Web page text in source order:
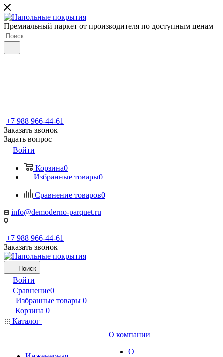
Премиальный паркет от производителя по доступным ценам
+7 988 966-44-61
Заказать звонок
Задать вопрос
Войти
Корзина0
Избранные товары0
Сравнение товаров0
info@demoderno-parquet.ru
+7 988 966-44-61
Заказать звонок
Поиск
Войти
Сравнение0
Избранные товары 0
Корзина 0
Каталог
О компании
О